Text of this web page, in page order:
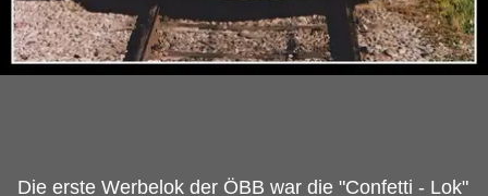
Die erste Werbelok der ÖBB war die "Confetti - Lok"